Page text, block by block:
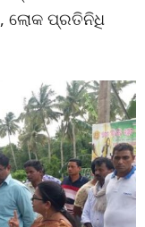
ଲୋକ ପ୍ରତିନିଧି